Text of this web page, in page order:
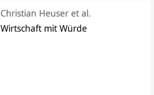
Christian Heuser et al.
Wirtschaft mit Würde